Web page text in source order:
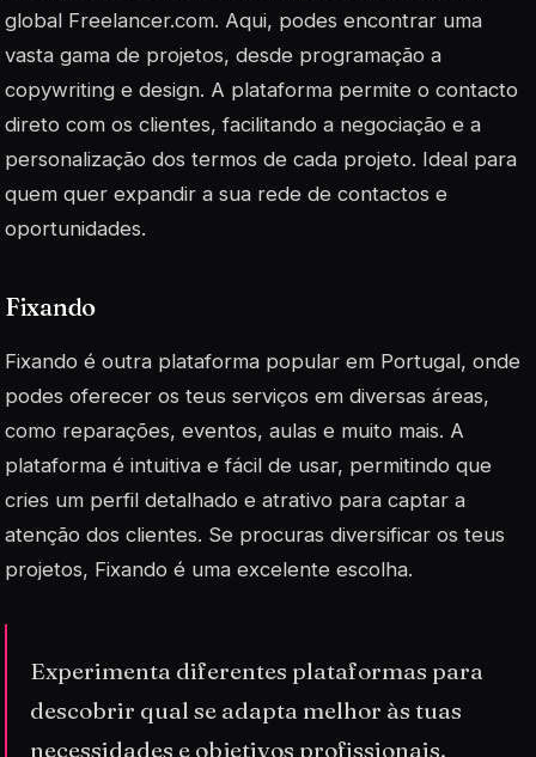
global Freelancer.com. Aqui, podes encontrar uma
vasta gama de projetos, desde programação a
copywriting e design. A plataforma permite o contacto
direto com os clientes, facilitando a negociação e a
personalização dos termos de cada projeto. Ideal para
quem quer expandir a sua rede de contactos e
oportunidades.
Fixando
Fixando é outra plataforma popular em Portugal, onde
podes oferecer os teus serviços em diversas áreas,
como reparações, eventos, aulas e muito mais. A
plataforma é intuitiva e fácil de usar, permitindo que
cries um perfil detalhado e atrativo para captar a
atenção dos clientes. Se procuras diversificar os teus
projetos, Fixando é uma excelente escolha.
Experimenta diferentes plataformas para
descobrir qual se adapta melhor às tuas
necessidades e objetivos profissionais.